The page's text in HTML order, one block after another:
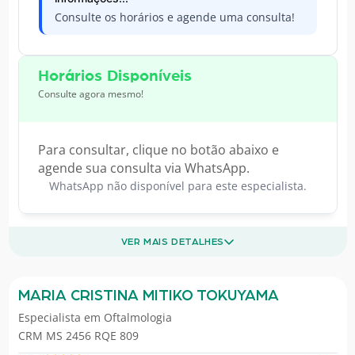
Consulte os horários e agende uma consulta!
Horários Disponíveis
Consulte agora mesmo!
Para consultar, clique no botão abaixo e
agende sua consulta via WhatsApp.
WhatsApp não disponível para este especialista.
VER MAIS DETALHES
MARIA CRISTINA MITIKO TOKUYAMA
Especialista em Oftalmologia
CRM MS 2456 RQE 809